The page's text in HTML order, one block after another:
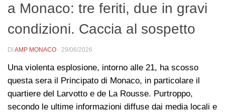
a Monaco: tre feriti, due in gravi
condizioni. Caccia al sospetto
DI AMP MONACO · 29/06/2026
Una violenta esplosione, intorno alle 21, ha scosso
questa sera il Principato di Monaco, in particolare il
quartiere del Larvotto e de La Rousse. Purtroppo,
secondo le ultime informazioni diffuse dai media locali e